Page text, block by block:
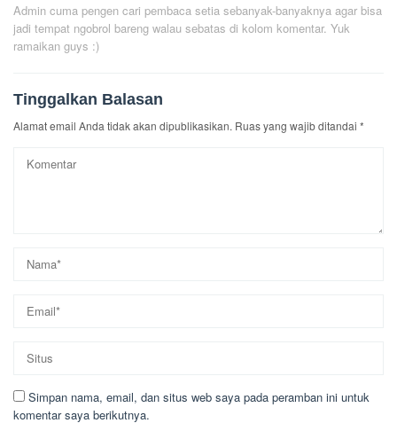
Admin cuma pengen cari pembaca setia sebanyak-banyaknya agar bisa
jadi tempat ngobrol bareng walau sebatas di kolom komentar. Yuk
ramaikan guys :)
Tinggalkan Balasan
Alamat email Anda tidak akan dipublikasikan. Ruas yang wajib ditandai *
Simpan nama, email, dan situs web saya pada peramban ini untuk
komentar saya berikutnya.